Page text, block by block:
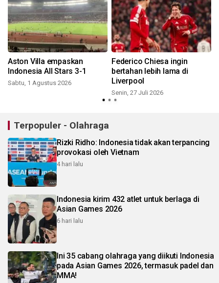
Aston Villa empaskan
Indonesia All Stars 3-1
Sabtu, 1 Agustus 2026
Federico Chiesa ingin
bertahan lebih lama di
Liverpool
Senin, 27 Juli 2026
Terpopuler - Olahraga
Rizki Ridho: Indonesia tidak akan terpancing
provokasi oleh Vietnam
4 hari lalu
Indonesia kirim 432 atlet untuk berlaga di
Asian Games 2026
6 hari lalu
Ini 35 cabang olahraga yang diikuti Indonesia
pada Asian Games 2026, termasuk padel dan
MMA!